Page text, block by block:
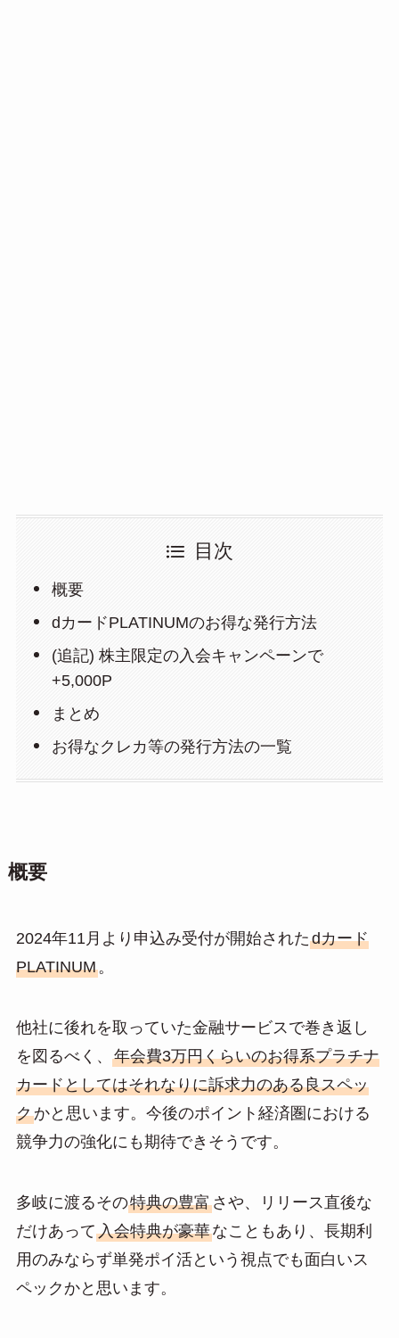
目次
概要
dカードPLATINUMのお得な発行方法
(追記) 株主限定の入会キャンペーンで
+5,000P
まとめ
お得なクレカ等の発行方法の一覧
概要
2024年11月より申込み受付が開始されたdカード
PLATINUM。
他社に後れを取っていた金融サービスで巻き返し
を図るべく、 年会費3万円くらいのお得系プラチナ
カードとしてはそれなりに訴求力のある良スペッ
クかと思います。今後のポイント経済圏における
競争力の強化にも期待できそうです。
多岐に渡るその特典の豊富さや、リリース直後な
だけあって入会特典が豪華なこともあり、長期利
用のみならず単発ポイ活という視点でも面白いス
ペックかと思います。